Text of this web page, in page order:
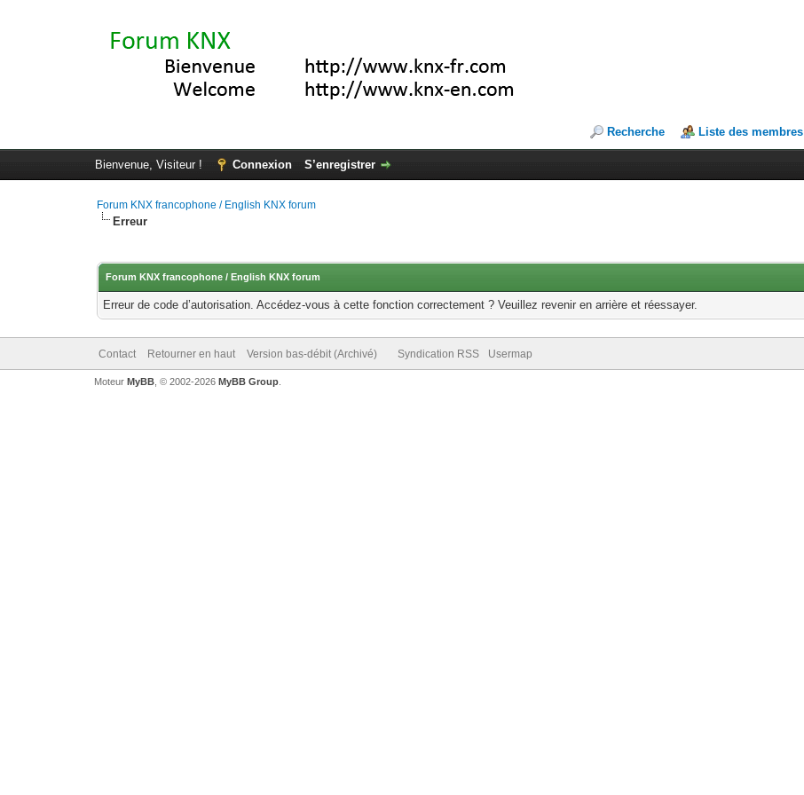
Recherche Liste des membres
Bienvenue, Visiteur ! Connexion S’enregistrer
Forum KNX francophone / English KNX forum
Erreur
Forum KNX francophone / English KNX forum
Erreur de code d’autorisation. Accédez-vous à cette fonction correctement ? Veuillez revenir en arrière et réessayer.
Contact Retourner en haut Version bas-débit (Archivé) Syndication RSS Usermap
Moteur MyBB, © 2002-2026 MyBB Group.